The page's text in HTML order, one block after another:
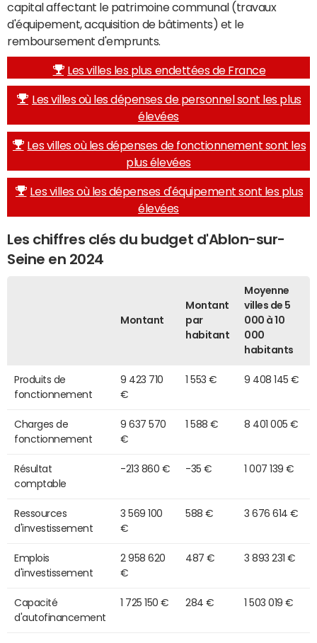
capital affectant le patrimoine communal (travaux
d'équipement, acquisition de bâtiments) et le
remboursement d'emprunts.
Les villes les plus endettées de France
Les villes où les dépenses de personnel sont les plus
élevées
Les villes où les dépenses de fonctionnement sont les
plus élevées
Les villes où les dépenses d'équipement sont les plus
élevées
Les chiffres clés du budget d'Ablon-sur-
Seine en 2024
Montant
Montant
par
habitant
Moyenne
villes de 5
000 à 10
000
habitants
Produits de
fonctionnement
9 423 710
€
1 553 € 9 408 145 €
Charges de
fonctionnement
9 637 570
€
1 588 € 8 401 005 €
Résultat
comptable
-213 860 € -35 € 1 007 139 €
Ressources
d'investissement
3 569 100
€
588 € 3 676 614 €
Emplois
d'investissement
2 958 620
€
487 € 3 893 231 €
Capacité
d'autofinancement
1 725 150 € 284 € 1 503 019 €